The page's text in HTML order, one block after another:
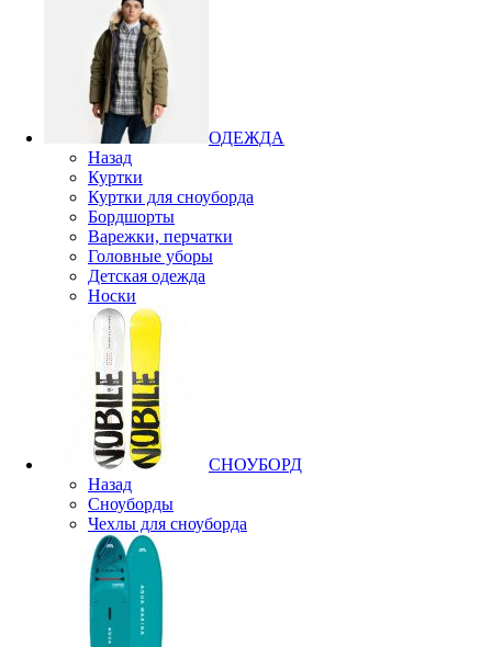
ОДЕЖДА
Назад
Куртки
Куртки для сноуборда
Бордшорты
Варежки, перчатки
Головные уборы
Детская одежда
Носки
СНОУБОРД
Назад
Сноуборды
Чехлы для сноуборда